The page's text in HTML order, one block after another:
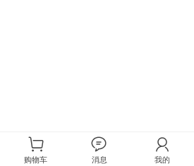
购物车 消息 我的